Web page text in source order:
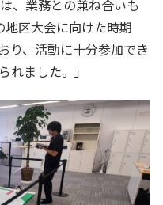
、業務との兼ね合いも
区大会に向けた時期
り、活動に十分参加でき
れました。」